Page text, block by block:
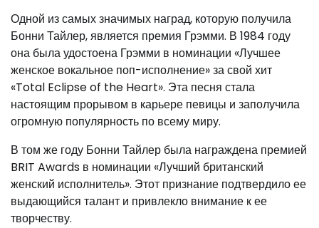
Одной из самых значимых наград, которую получила
Бонни Тайлер, является премия Грэмми. В 1984 году
она была удостоена Грэмми в номинации «Лучшее
женское вокальное поп-исполнение» за свой хит
«Total Eclipse of the Heart». Эта песня стала
настоящим прорывом в карьере певицы и заполучила
огромную популярность по всему миру.
В том же году Бонни Тайлер была награждена премией
BRIT Awards в номинации «Лучший британский
женский исполнитель». Этот признание подтвердило ее
выдающийся талант и привлекло внимание к ее
творчеству.